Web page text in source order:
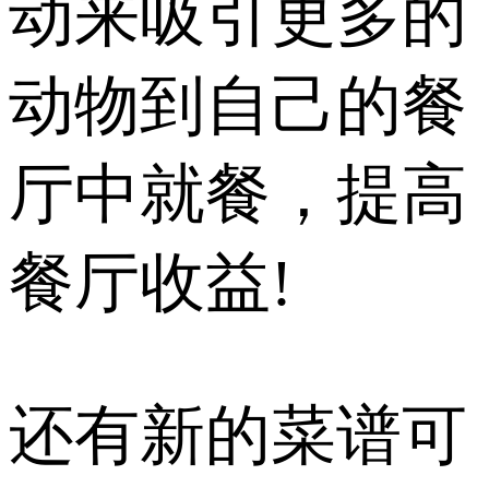
动来吸引更多的
动物到自己的餐
厅中就餐，提高
餐厅收益!
还有新的菜谱可